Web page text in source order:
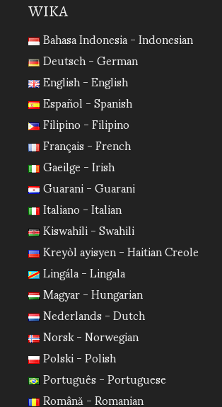
WIKA
Bahasa Indonesia - Indonesian
Deutsch - German
English - English
Español - Spanish
Filipino - Filipino
Français - French
Gaeilge - Irish
Guarani - Guarani
Italiano - Italian
Kiswahili - Swahili
Kreyòl ayisyen - Haitian Creole
Lingála - Lingala
Magyar - Hungarian
Nederlands - Dutch
Norsk - Norwegian
Polski - Polish
Português - Portuguese
Română - Romanian